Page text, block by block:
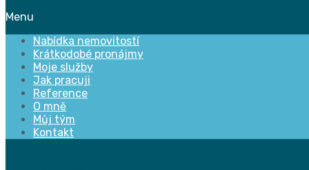
Menu
Nabídka nemovitostí
Krátkodobé pronájmy
Moje služby
Jak pracuji
Reference
O mně
Můj tým
Kontakt